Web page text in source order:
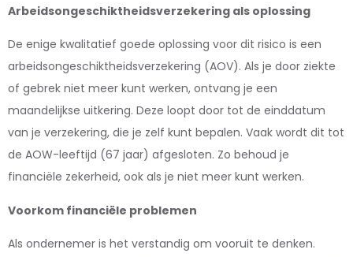
Arbeidsongeschiktheidsverzekering als oplossing
De enige kwalitatief goede oplossing voor dit risico is een
arbeidsongeschiktheidsverzekering (AOV). Als je door ziekte
of gebrek niet meer kunt werken, ontvang je een
maandelijkse uitkering. Deze loopt door tot de einddatum
van je verzekering, die je zelf kunt bepalen. Vaak wordt dit tot
de AOW-leeftijd (67 jaar) afgesloten. Zo behoud je
financiële zekerheid, ook als je niet meer kunt werken.
Voorkom financiële problemen
Als ondernemer is het verstandig om vooruit te denken.